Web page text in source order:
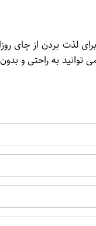
محصول با کیفیت و عالی
به راحتی و